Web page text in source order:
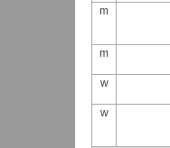
m
m
w
w